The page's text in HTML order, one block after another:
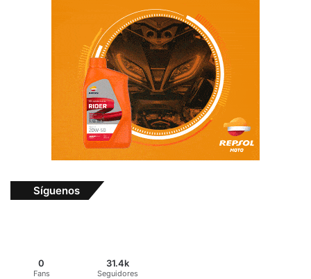
Síguenos
0
Fans
31.4k
Seguidores